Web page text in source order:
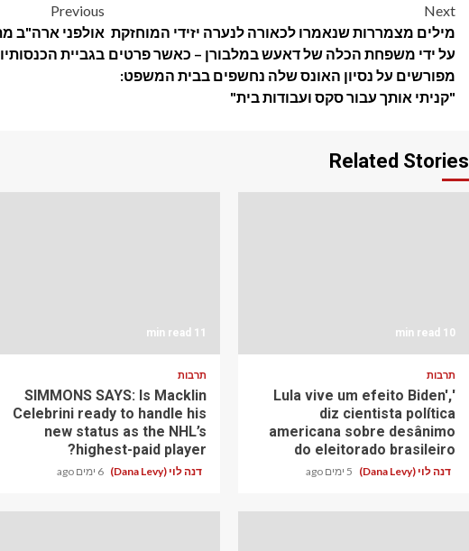
Post
navigation
Previous
בגביית הכנסותיו
Next
מילים מצמררות שנאמרו לכאורה לנערה יזידי המוחזקת
על ידי משפחת הכלה של דאעש במלבורן – כאשר פרטים
מפורשים על נסיון האונס שלה נחשפים בבית המשפט:
"קניתי אותך עבור סקס ועבודות בית"
Related Stories
10 min read
תרבות
'Lula vive um efeito Biden',
diz cientista política
americana sobre desânimo
do eleitorado brasileiro
דנה לוי (Dana Levy) 5 ימים ago
11 min read
תרבות
SIMMONS SAYS: Is Macklin
Celebrini ready to handle his
new status as the NHL’s
highest-paid player?
דנה לוי (Dana Levy) 6 ימים ago